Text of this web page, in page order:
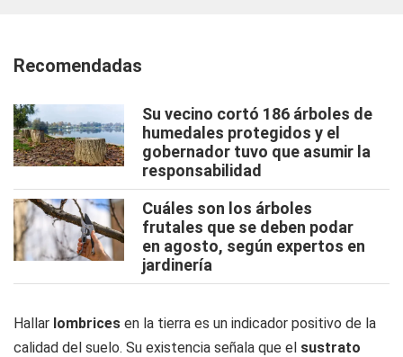
Recomendadas
Su vecino cortó 186 árboles de
humedales protegidos y el
gobernador tuvo que asumir la
responsabilidad
Cuáles son los árboles
frutales que se deben podar
en agosto, según expertos en
jardinería
Hallar lombrices en la tierra es un indicador positivo de la
calidad del suelo. Su existencia señala que el sustrato